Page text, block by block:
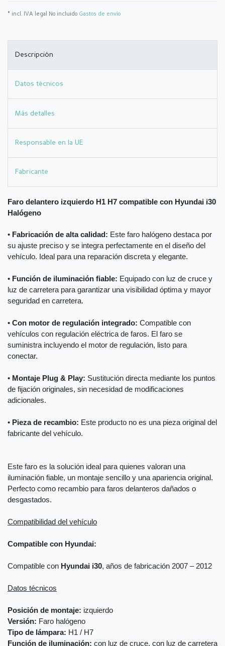
* incl. IVA legal No incluido Gastos de envío
Descripción
Datos técnicos
Más detalles
Responsable en la UE
Fabricante
Faro delantero izquierdo H1 H7 compatible con Hyundai i30
Halógeno
• Fabricación de alta calidad: Este faro halógeno destaca por
su ajuste preciso y se integra perfectamente en el diseño del
vehículo. Ideal para una reparación discreta y elegante.
• Función de iluminación fiable: Equipado con luz de cruce y
luz de carretera para garantizar una visibilidad óptima y mayor
seguridad en carretera.
• Con motor de regulación integrado: Compatible con
vehículos con regulación eléctrica de faros. El faro se
suministra incluyendo el motor de regulación, listo para
conectar.
• Montaje Plug & Play: Sustitución directa mediante los puntos
de fijación originales, sin necesidad de modificaciones
adicionales.
• Pieza de recambio: Este producto no es una pieza original del
fabricante del vehículo.
Este faro es la solución ideal para quienes valoran una
iluminación fiable, un montaje sencillo y una apariencia original.
Perfecto como recambio para faros delanteros dañados o
desgastados.
Compatibilidad del vehículo
Compatible con Hyundai:
Compatible con Hyundai i30, años de fabricación 2007 – 2012
Datos técnicos
Posición de montaje: izquierdo
Versión: Faro halógeno
Tipo de lámpara: H1 / H7
Función de iluminación: con luz de cruce, con luz de carretera